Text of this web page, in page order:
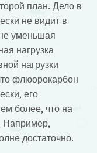
план. Дело в
не видит в
уменьшая
нагрузка
нагрузки
флюорокарбон
его
более, что на
Например,
достаточно.